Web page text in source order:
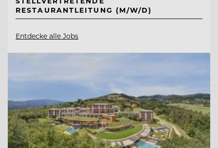
RESTAURANTLEITUNG (M/W/D)
Entdecke alle Jobs